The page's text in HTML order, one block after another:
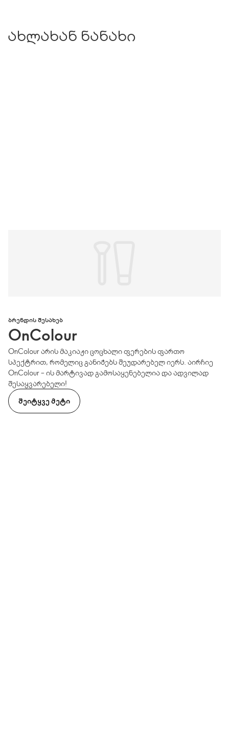
ახლახან ნანახი
ᲑᲠᲔᲜᲓᲘᲡ ᲨᲔᲡᲐᲮᲔᲑ
OnColour
OnColour არის მაკიაჟი ცოცხალი ფერების ფართო
სპექტრით, რომელიც განიჭებს შეუდარებელ იერს. აირჩიე
OnColour – ის მარტივად გამოსაყენებელია და ადვილად
შესაყვარებელი!
ᲨᲔᲘᲢᲧᲕᲔ ᲛᲔᲢᲘ